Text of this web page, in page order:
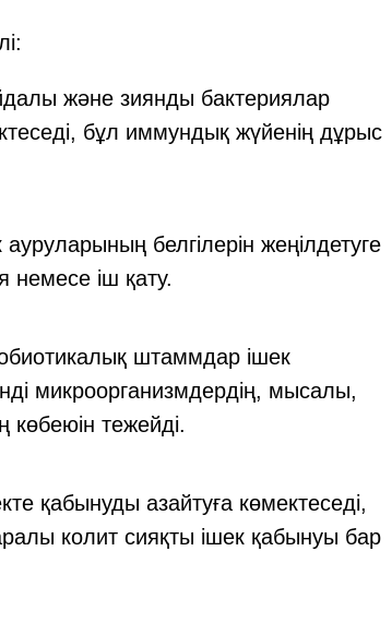
және зиянды бактериялар
бұл иммундық жүйенің дұрыс
белгілерін жеңілдетуге
немесе іш қату.
штаммдар ішек
микроорганизмдердің, мысалы,
тежейді.
қабынуды азайтуға көмектеседі,
колит сияқты ішек қабынуы бар